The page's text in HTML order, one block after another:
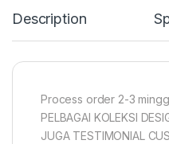
Description
Process order 2-3
PELBAGAI KOLEKSI
JUGA TESTIMONIAL